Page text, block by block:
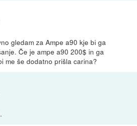
gledam za Ampe a90 kje bi ga
Če je ampe a90 200$ in ga
me še dodatno prišla carina?